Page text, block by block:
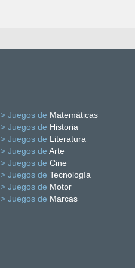
> Juegos de Matemáticas
> Juegos de Historia
> Juegos de Literatura
> Juegos de Arte
> Juegos de Cine
> Juegos de Tecnología
> Juegos de Motor
> Juegos de Marcas